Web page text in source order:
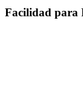
Facilidad para